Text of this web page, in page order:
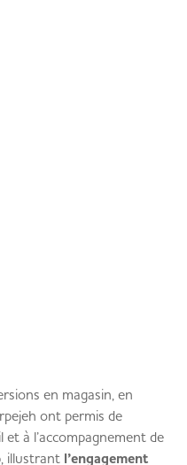
en magasin, en
ont permis de
et à l’accompagnement de
illustrant l’engagement